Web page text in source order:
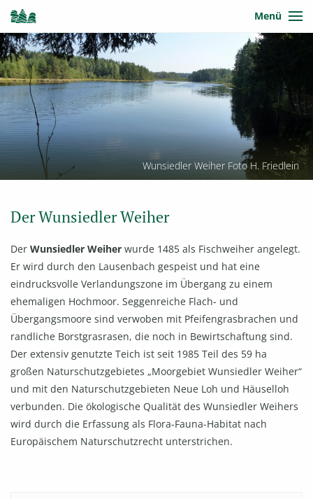
Menü
Wunsiedler Weiher Foto H. Friedlein
Der Wunsiedler Weiher
Der Wunsiedler Weiher wurde 1485 als Fischweiher angelegt.
Er wird durch den Lausenbach gespeist und hat eine
eindrucksvolle Verlandungszone im Übergang zu einem
ehemaligen Hochmoor. Seggenreiche Flach- und
Übergangsmoore sind verwoben mit Pfeifengrasbrachen und
randliche Borstgrasrasen, die noch in Bewirtschaftung sind.
Der extensiv genutzte Teich ist seit 1985 Teil des 59 ha
großen Naturschutzgebietes „Moorgebiet Wunsiedler Weiher“
und mit den Naturschutzgebieten Neue Loh und Häuselloh
verbunden. Die ökologische Qualität des Wunsiedler Weihers
wird durch die Erfassung als Flora-Fauna-Habitat nach
Europäischem Naturschutzrecht unterstrichen.